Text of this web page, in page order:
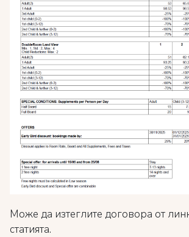
Може да изтеглите договора от
статията.